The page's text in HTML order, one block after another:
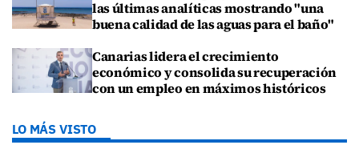
las últimas analíticas mostrando "una
buena calidad de las aguas para el baño"
Canarias lidera el crecimiento
económico y consolida su recuperación
con un empleo en máximos históricos
LO MÁS VISTO